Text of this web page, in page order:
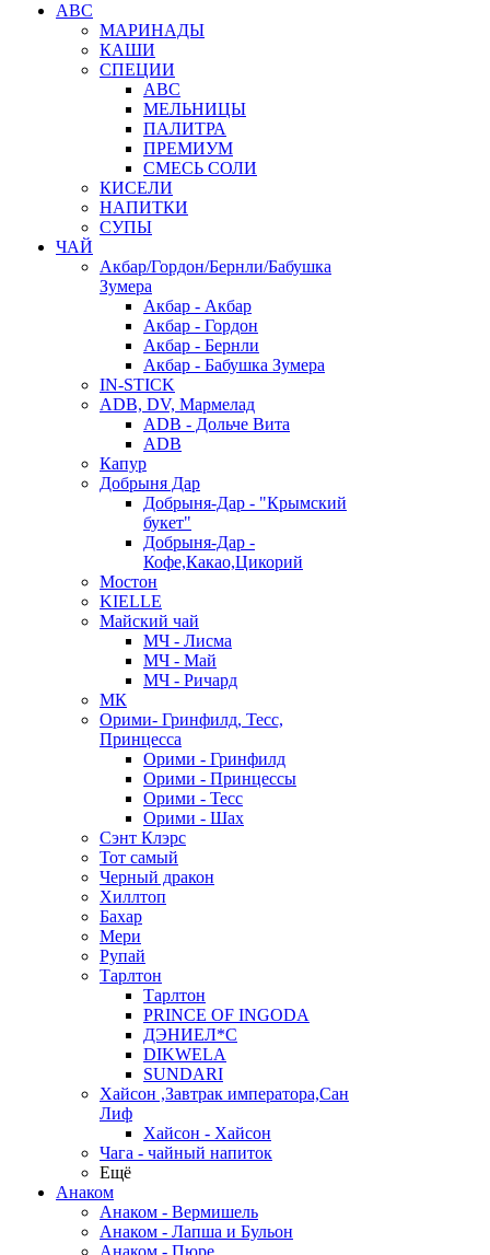
АВС
МАРИНАДЫ
КАШИ
СПЕЦИИ
АВС
МЕЛЬНИЦЫ
ПАЛИТРА
ПРЕМИУМ
СМЕСЬ СОЛИ
КИСЕЛИ
НАПИТКИ
СУПЫ
ЧАЙ
Акбар/Гордон/Бернли/Бабушка
Зумера
Акбар - Акбар
Акбар - Гордон
Акбар - Бернли
Акбар - Бабушка Зумера
IN-STICK
ADB, DV, Мармелад
ADB - Дольче Вита
ADB
Капур
Добрыня Дар
Добрыня-Дар - "Крымский
букет"
Добрыня-Дар -
Кофе,Какао,Цикорий
Мостон
KIELLE
Майский чай
МЧ - Лисма
МЧ - Май
МЧ - Ричард
МК
Орими- Гринфилд, Тесс,
Принцесса
Орими - Гринфилд
Орими - Принцессы
Орими - Тесс
Орими - Шах
Сэнт Клэрс
Тот самый
Черный дракон
Хиллтоп
Бахар
Мери
Рупай
Тарлтон
Тарлтон
PRINCE OF INGODA
ДЭНИЕЛ*С
DIKWELA
SUNDARI
Хайсон ,Завтрак императора,Сан
Лиф
Хайсон - Хайсон
Чага - чайный напиток
Ещё
Анаком
Анаком - Вермишель
Анаком - Лапша и Бульон
Анаком - Пюре